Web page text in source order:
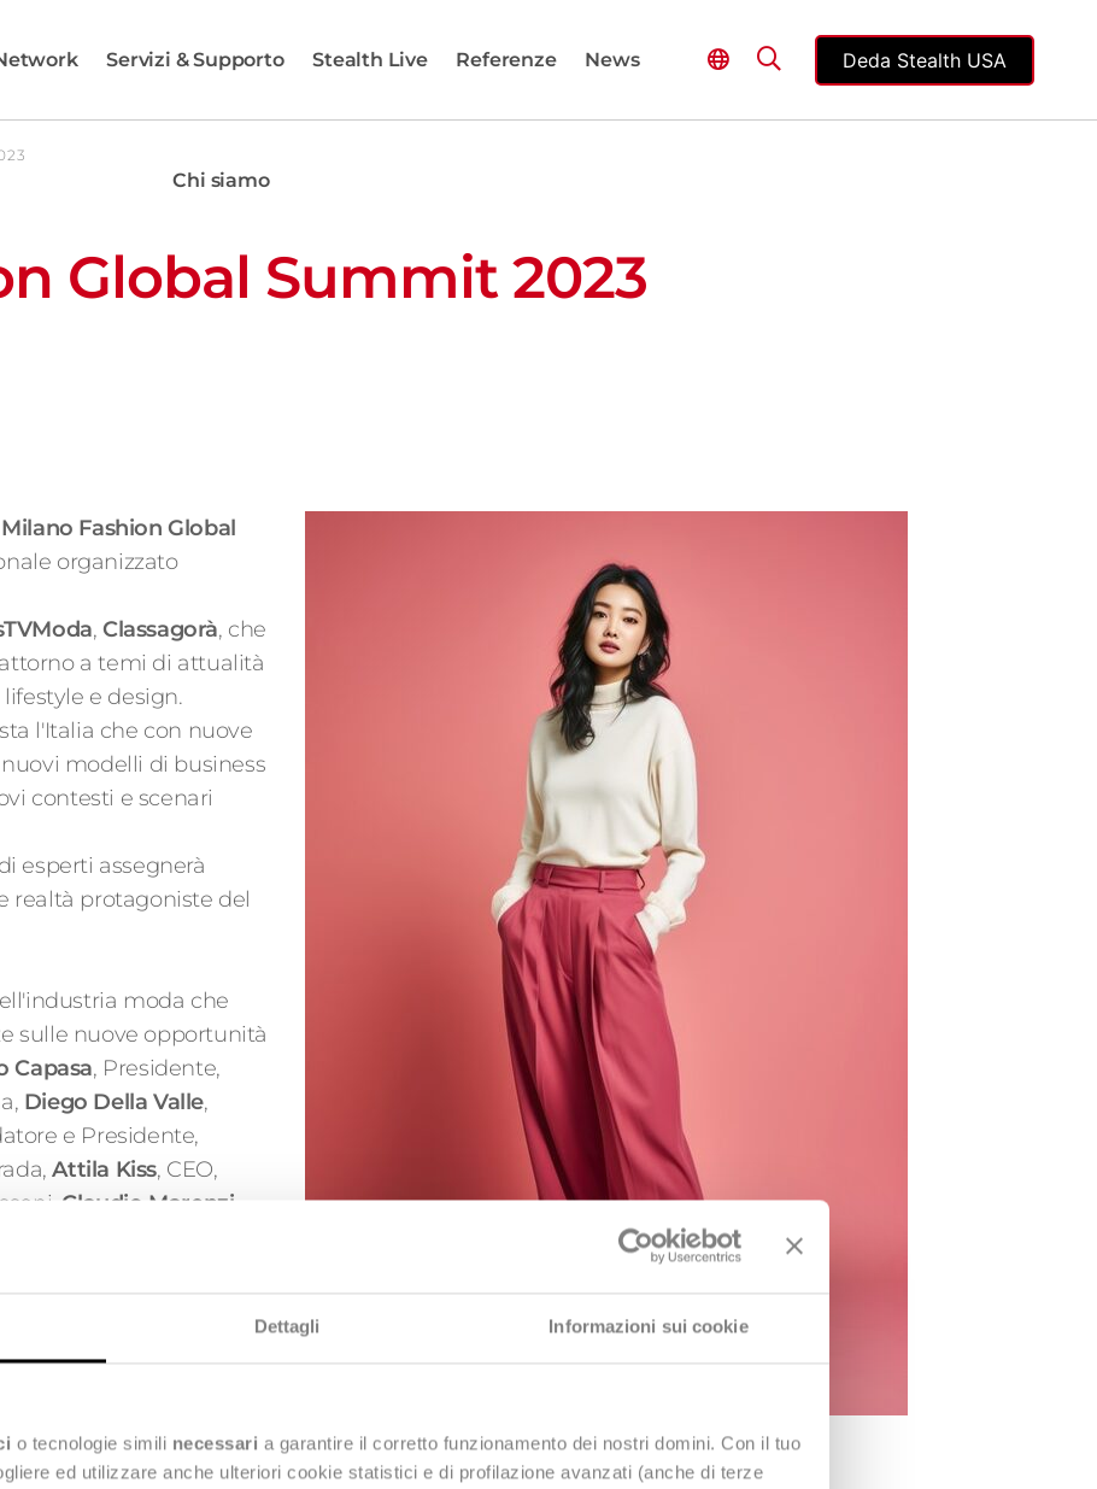
Dettagli Informazioni sui cookie
o tecnologie simili necessari a garantire il corretto funzionamento dei nostri domini. Con il tuo
ed utilizzare anche ulteriori cookie statistici e di profilazione avanzati (anche di terze
Servizi & Supporto Stealth Live Referenze News
Chi siamo
Deda Stealth USA
Global Summit 2023
Milano Fashion Global
organizzato
,Classagorà, che
a temi di attualità
e design.
l'Italia che con nuove
modelli di business
contesti e scenari
esperti assegnerà
realtà protagoniste del
moda che
sulle nuove opportunità
Capasa, Presidente,
Diego Della Valle,
e Presidente,
Attila Kiss, CEO,
Claudio Marenzi
giornata dedicata al
e filiera", Luca